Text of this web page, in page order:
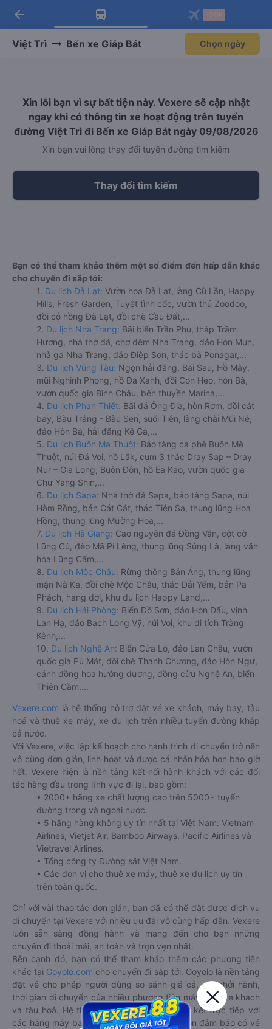
Tải app Vexere ngay!
Nhận ưu đãi thành viên độc
Mở app
Tải app Vexere
-30k/ghế khi đặt vé máy bay qua
Mở app
arrow_back
Việt Trì Bến xe Giáp Bát Chọn ngày
Xin lỗi bạn vì sự bất tiện này. Vexere sẽ cập nhật
ngay khi có thông tin xe hoạt động trên tuyến
đường Việt Trì đi Bến xe Giáp Bát ngày 09/08/2026
Xin bạn vui lòng thay đổi tuyến đường tìm kiếm
Thay đổi tìm kiếm
Bạn có thể tham khảo thêm một số điểm đến hấp dẫn khác
cho chuyến đi sắp tới:
1. Du lịch Đà Lạt: Vườn hoa Đà Lạt, làng Cù Lần, Happy
Hills, Fresh Garden, Tuyệt tình cốc, vườn thú Zoodoo,
đồi cỏ hồng Đà Lạt, đồi chè Cầu Đất,...
2. Du lịch Nha Trang: Bãi biển Trần Phú, tháp Trầm
Hương, nhà thờ đá, chợ đêm Nha Trang, đảo Hòn Mun,
nhà ga Nha Trang, đảo Điệp Sơn, thác bà Ponagar,...
3. Du lịch Vũng Tàu: Ngọn hải đăng, Bãi Sau, Hồ Mây,
mũi Nghinh Phong, hồ Đá Xanh, đồi Con Heo, hòn Bà,
vườn quốc gia Bình Châu, bến thuyền Marina,...
4. Du lịch Phan Thiết: Bãi đá Ông Địa, hòn Rơm, đồi cát
bay, Bàu Trắng - Bàu Sen, suối Tiên, làng chài Mũi Né,
đảo Hòn Bà, hải đăng Kê Gà,...
5. Du lịch Buôn Ma Thuột: Bảo tàng cà phê Buôn Mê
Thuột, núi Đá Voi, hồ Lắk, cụm 3 thác Dray Sap – Dray
Nur – Gia Long, Buôn Đôn, hồ Ea Kao, vườn quốc gia
Chư Yang Shin,...
6. Du lịch Sapa: Nhà thờ đá Sapa, bảo tàng Sapa, núi
Hàm Rồng, bản Cát Cát, thác Tiên Sa, thung lũng Hoa
Hồng, thung lũng Mường Hoa,...
7. Du lịch Hà Giang: Cao nguyên đá Đồng Văn, cột cờ
Lũng Cú, đèo Mã Pí Lèng, thung lũng Sủng Là, làng văn
hóa Lũng Cẩm,...
8. Du lịch Mộc Châu: Rừng thông Bản Áng, thung lũng
mận Nà Ka, đồi chè Mộc Châu, thác Dải Yếm, bản Pa
Phách, hang dơi, khu du lịch Happy Land,...
9. Du lịch Hải Phòng: Biển Đồ Sơn, đảo Hòn Dấu, vịnh
Lan Hạ, đảo Bạch Long Vỹ, núi Voi, khu di tích Tràng
Kênh,...
10. Du lịch Nghệ An: Biển Cửa Lò, đảo Lan Châu, vườn
quốc gia Pù Mát, đồi chè Thanh Chương, đảo Hòn Ngư,
cánh đồng hoa hướng dương, đồng cừu Nghệ An, biển
Thiên Cầm,...
Vexere.com là hệ thống hỗ trợ đặt vé xe khách, máy bay, tàu
hoả và thuê xe máy, xe du lịch trên nhiều tuyến đường khắp
cả nước.
Với Vexere, việc lập kế hoạch cho hành trình di chuyển trở nên
vô cùng đơn giản, linh hoạt và được cá nhân hóa hơn bao giờ
hết. Vexere hiện là nền tảng kết nối hành khách với các đối
tác hàng đầu trong lĩnh vực đi lại, bao gồm:
• 2000+ hãng xe chất lượng cao trên 5000+ tuyến
đường trong và ngoài nước.
• 5 hãng hàng không uy tín nhất tại Việt Nam: Vietnam
Airlines, Vietjet Air, Bamboo Airways, Pacific Airlines và
Vietravel Airlines.
• Tổng công ty Đường sắt Việt Nam.
• Các đơn vị cho thuê xe máy, thuê xe du lịch uy tín
trên toàn quốc.
Chỉ với vài thao tác đơn giản, bạn đã có thể đặt được dịch vụ
di chuyển tại Vexere với nhiều ưu đãi vô cùng hấp dẫn. Vexere
luôn sẵn sàng đồng hành và mang đến cho bạn những
chuyến đi thoải mái, an toàn và trọn vẹn nhất.
Bên cạnh đó, bạn có thể tham khảo thêm các phương tiện
khác tại Goyolo.com cho chuyến đi sắp tới. Goyolo là nền tảng
đặt vé cho phép người dùng so sánh giá cả, giờ khởi hành,
thời gian di chuyển của nhiều phương tiện máy bay, xe khách
và tàu hoả. Hệ thống của Goyolo được liên kết trực tiếp với
các hãng máy bay, xe khách và tàu hoả, luôn đảm bảo có vé